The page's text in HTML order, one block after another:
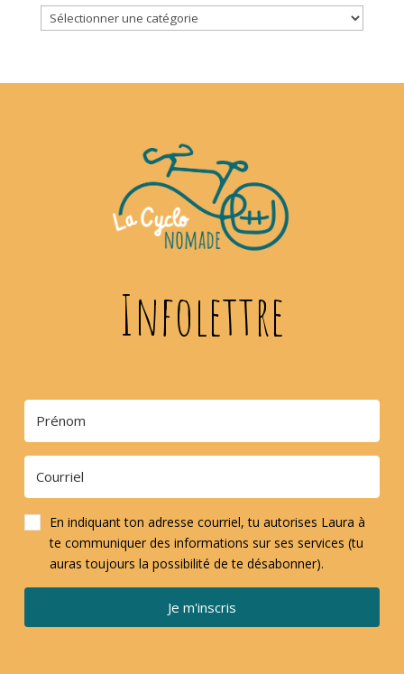
Catégories
Infolettre
En indiquant ton adresse courriel, tu autorises Laura à
te communiquer des informations sur ses services (tu
auras toujours la possibilité de te désabonner).
Je m'inscris